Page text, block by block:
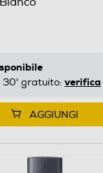
30' gratuito: verifica
AGGIUNGI